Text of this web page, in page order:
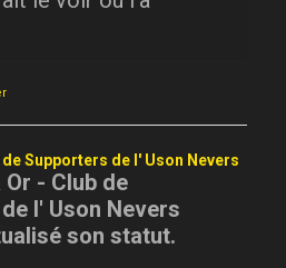
Supporters de l' Uson Nevers
- Club de
l' Uson Nevers
son statut.